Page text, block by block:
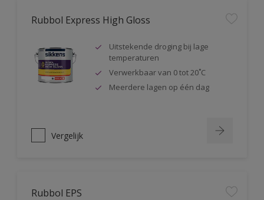
Rubbol Express High Gloss
Uitstekende droging bij lage
temperaturen
Verwerkbaar van 0 tot 20˚C
Meerdere lagen op één dag
Vergelijk
Rubbol EPS